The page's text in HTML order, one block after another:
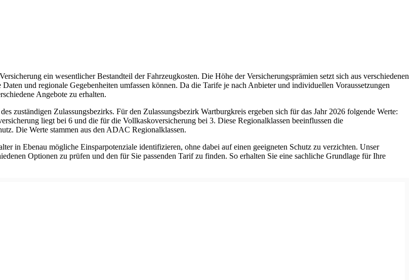
ein wesentlicher Bestandteil der Fahrzeugkosten. Die Höhe der Versicherungsprämien setzt sich aus verschiedenen
und regionale Gegebenheiten umfassen können. Da die Tarife je nach Anbieter und individuellen Voraussetzungen
Angebote zu erhalten.
zuständigen Zulassungsbezirks. Für den Zulassungsbezirk Wartburgkreis ergeben sich für das Jahr 2026 folgende Werte:
liegt bei 6 und die für die Vollkaskoversicherung bei 3. Diese Regionalklassen beeinflussen die
Die Werte stammen aus den ADAC Regionalklassen.
in Ebenau mögliche Einsparpotenziale identifizieren, ohne dabei auf einen geeigneten Schutz zu verzichten. Unser
Optionen zu prüfen und den für Sie passenden Tarif zu finden. So erhalten Sie eine sachliche Grundlage für Ihre